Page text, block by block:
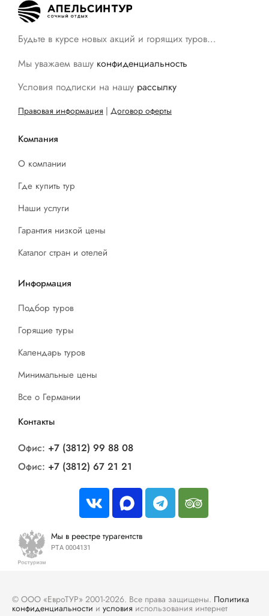
Будьте в курсе новых акций и горящих туров…
Мы уважаем вашу конфиденциальность
Условия подписки на нашу рассылку
Правовая информация | Договор оферты
Компания
О компании
Где купить тур
Наши услуги
Гарантия низкой цены
Каталог стран и отелей
Информация
Подбор туров
Горящие туры
Календарь туров
Минимальные цены
Все о Германии
Контакты
Офис: +7 (3812) 99 88 08
Офис: +7 (3812) 67 21 21
Мы в реестре турагентств
РТА 0004131
© ООО «ЕвроТУР» 2001-2026. Все права защищены. Политика
конфиденциальности и условия использования интернет